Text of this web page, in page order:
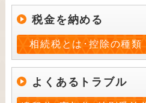
税金を納める
相続税とは･控除の種類
よくあるトラブル